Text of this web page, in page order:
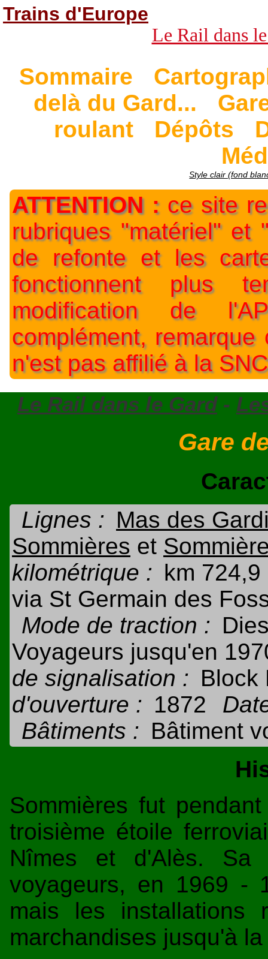
Trains d'Europe
Le Rail dans
Sommaire
delà du Gard...
roulant
Dépôts
Style clair (fond
ATTENTION :ce site
rubriques "matériel" et
de refonte et les
fonctionnent plus
modification de
complément,
n'est pas affilié à la
Le Rail dans le Gard-
Gare
Lignes : Mas des
Sommières et
kilométrique : km
via St Germain des
Mode de traction :
Voyageurs jusqu'en
de signalisation : Block
d'ouverture : 1872
Bâtiments : Bâtiment
Sommières fut
troisième étoile
Nîmes et d'Alès. Sa
voyageurs, en 1969 -
mais les installations
marchandises jusqu'à